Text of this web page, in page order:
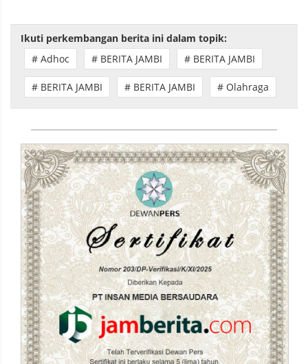
Ikuti perkembangan berita ini dalam topik:
# Adhoc
# BERITA JAMBI # BERITA JAMBI
# BERITA JAMBI # BERITA JAMBI # Olahraga